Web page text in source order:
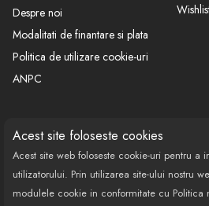
Acest site foloseste cookies
Acest site web foloseste cookie-uri pentru a
utilizatorului. Prin utilizarea site-ului nostru
modulele cookie in conformitate cu Politica
Despre noi
Modalitati de finantare si plata
Politica de utilizare cookie-uri
ANPC
CONTACT
Call Center: 0377 100 941
Program de lucru: Luni-Vineri